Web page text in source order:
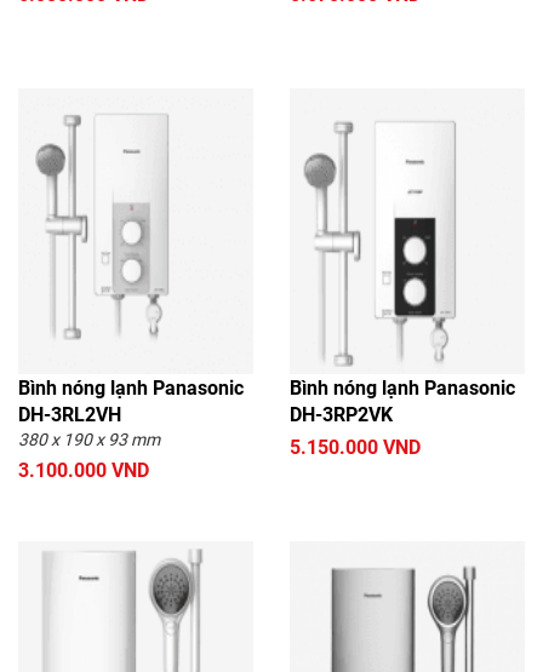
Bình nóng lạnh Panasonic
DH-3RL2VH
380 x 190 x 93 mm
3.100.000 VND
Bình nóng lạnh Panasonic
DH-3RP2VK
5.150.000 VND